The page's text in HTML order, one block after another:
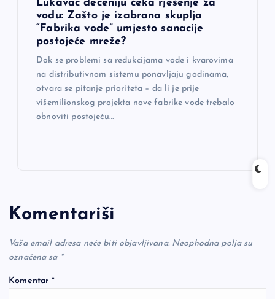
Lukavac deceniju čeka rješenje za
vodu: Zašto je izabrana skuplja
“Fabrika vode” umjesto sanacije
postojeće mreže?
Dok se problemi sa redukcijama vode i kvarovima
na distributivnom sistemu ponavljaju godinama,
otvara se pitanje prioriteta – da li je prije
višemilionskog projekta nove fabrike vode trebalo
obnoviti postojeću…
Komentariši
Vaša email adresa neće biti objavljivana. Neophodna polja su
označena sa *
Komentar*